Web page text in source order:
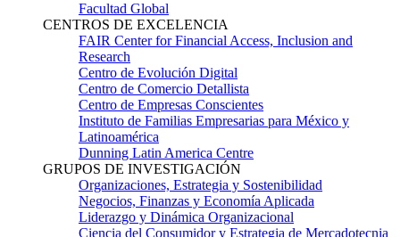
Facultad Global
CENTROS DE EXCELENCIA
FAIR Center for Financial Access, Inclusion and
Research
Centro de Evolución Digital
Centro de Comercio Detallista
Centro de Empresas Conscientes
Instituto de Familias Empresarias para México y
Latinoamérica
Dunning Latin America Centre
GRUPOS DE INVESTIGACIÓN
Organizaciones, Estrategia y Sostenibilidad
Negocios, Finanzas y Economía Aplicada
Liderazgo y Dinámica Organizacional
Ciencia del Consumidor y Estrategia de Mercadotecnia